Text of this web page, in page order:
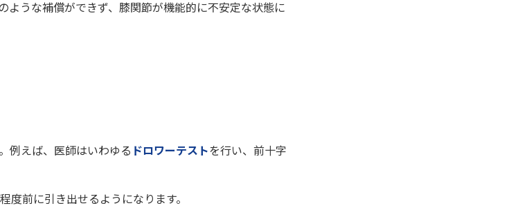
うな補償ができず、膝関節が機能的に不安定な状態に
例えば、医師はいわゆる ドロワーテストを行い、前十字
前に引き出せるようになります。